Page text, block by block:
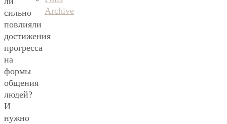
сильно
повлияли
достижения
прогресса
на
формы
общения
людей?
И
нужно
Archive